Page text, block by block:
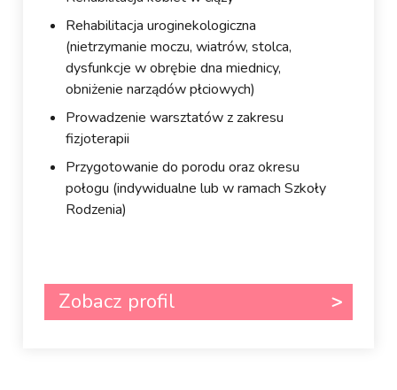
Rehabilitacja uroginekologiczna
(nietrzymanie moczu, wiatrów, stolca,
dysfunkcje w obrębie dna miednicy,
obniżenie narządów płciowych)
Prowadzenie warsztatów z zakresu
fizjoterapii
Przygotowanie do porodu oraz okresu
połogu (indywidualne lub w ramach Szkoły
Rodzenia)
Zobacz profil